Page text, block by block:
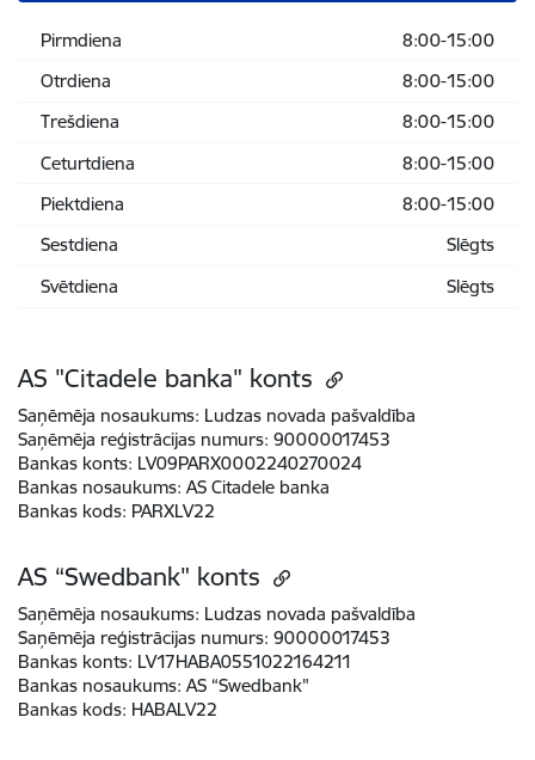
Pirmdiena
8:00-15:00
Otrdiena
8:00-15:00
Trešdiena
8:00-15:00
Ceturtdiena
8:00-15:00
Piektdiena
8:00-15:00
Sestdiena
Slēgts
Svētdiena
Slēgts
AS "Citadele banka" konts
Saņēmēja nosaukums: Ludzas novada pašvaldība
Saņēmēja reģistrācijas numurs: 90000017453
Bankas konts: LV09PARX0002240270024
Bankas nosaukums: AS Citadele banka
Bankas kods: PARXLV22
AS “Swedbank" konts
Saņēmēja nosaukums: Ludzas novada pašvaldība
Saņēmēja reģistrācijas numurs: 90000017453
Bankas konts: LV17HABA0551022164211
Bankas nosaukums: AS “Swedbank"
Bankas kods: HABALV22